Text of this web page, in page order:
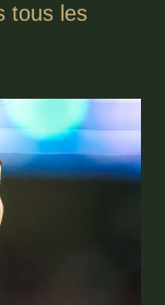
tous les